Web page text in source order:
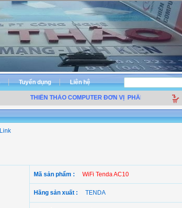
Tuyển dụng Liên hệ
THIÊN THẢO COMPUTER ĐƠN VỊ PHÂN PHỐI LINH KIỆN
Mã sản phẩm : WiFi Tenda AC10
Hãng sản xuất : TENDA